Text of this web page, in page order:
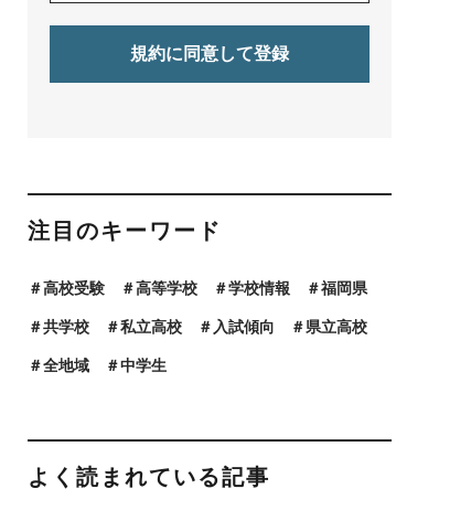
注目のキーワード
高校受験 高等学校 学校情報 福岡県
共学校 私立高校 入試傾向 県立高校
全地域 中学生
よく読まれている記事